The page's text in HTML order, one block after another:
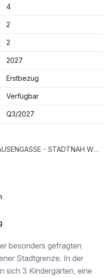
4
2
2
2027
Erstbezug
Verfügbar
Q3/2027
Mit dem Projekt HARMONY KLAUSENGASSE - STADTNAH WOHNEN. IM GRÜNEN LEBEN entsteht eines der exklusivsten Projekte in Vösendorf bestehend aus 10 Reihenhäusern, Terrassen, Gärten und 20 PKW Abstellplätzen. Besonderes Augenmerk liegt auf der gehobenen Ausstattung: Massive Ziegelbauweise, Fußbodenheizung für die Wintermonate und Kühldecken als beste Alternative zur Klimaanlage in den Sommermonaten. Edle Eichenparkettböden, zargenlose Innentüren sowie eine Alarmanlage sorgen für modernen Wohnkomfort und ein sicheres Zuhause. Das Haus 3 empfängt Sie mit einem einladenden Eingangsbereich, der über eine Garderobe und ein WC verfügt. Der offene Wohnbereich erstreckt sich über ca. 32m² und bietet Platz für eine stilvolle Küche sowie einen großen Esstisch und ein komfortables Sofa. Ein XXL Schiebeelement eröffnet den Zugang zum praktisch angelegten Garten. Über eine elegante Treppe gelangt man in das erste Obergeschoss, das zwei helle und freundliche Zimmer, ein WC sowie ein Badezimmer mit Badewanne und Doppelhandwaschbecken beherbergt. Ein weiteres Highlight ist das Dachgeschoss dieses mit zwei gemütlichen Schlafzimmern einen praktischen Abstellraum sowie einem weiteren Badezimmer mit Dusche, Handwaschbecken und WC ausgestattet ist. Der Einheit stehen 2 PKW Abstellplätze zur Verfügung und können jeweils um EUR 11.500,- erworben werden.
besonders gefragten
Stadtgrenze. In der
sich 3 Kindergärten, eine